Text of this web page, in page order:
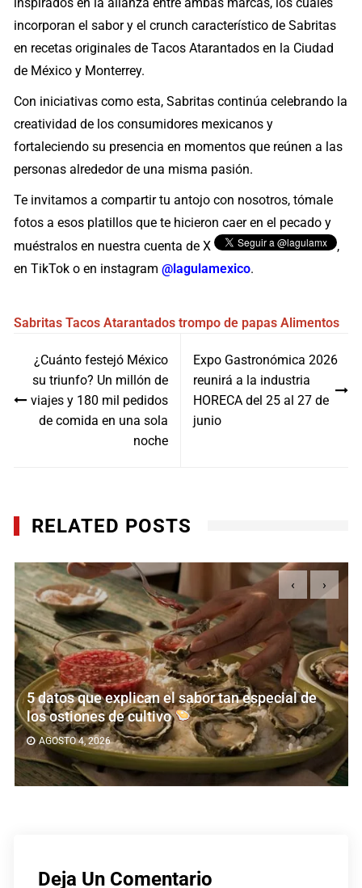
incorporan el sabor y el crunch característico de Sabritas
en recetas originales de Tacos Atarantados en la Ciudad
de México y Monterrey.
Con iniciativas como esta, Sabritas continúa celebrando la
creatividad de los consumidores mexicanos y
fortaleciendo su presencia en momentos que reúnen a las
personas alrededor de una misma pasión.
Te invitamos a compartir tu antojo con nosotros, tómale
fotos a esos platillos que te hicieron caer en el pecado y
muéstralos en nuestra cuenta de X
,
en TikTok o en instagram@lagulamexico.
Sabritas Tacos Atarantados trompo de papas Alimentos
de
entradas
¿Cuánto festejó México
su triunfo? Un millón de
viajes y 180 mil pedidos
de comida en una sola
noche
Expo Gastronómica 2026
reunirá a la industria
HORECA del 25 al 27 de
junio
RELATED POSTS
5 datos que explican el sabor tan especial de
los ostiones de cultivo
AGOSTO 4, 2026
‹ ›
Deja Un Comentario